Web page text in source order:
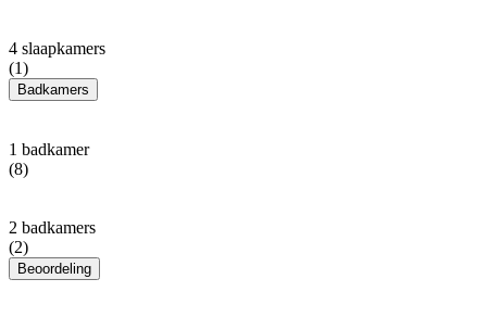
4 slaapkamers
(1)
Badkamers
1 badkamer
(8)
2 badkamers
(2)
Beoordeling